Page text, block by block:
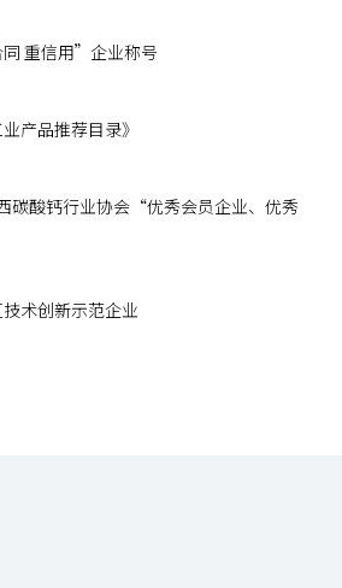
重信用”企业称号
产品推荐目录》
碳酸钙行业协会“优秀会员企业、优秀
术创新示范企业